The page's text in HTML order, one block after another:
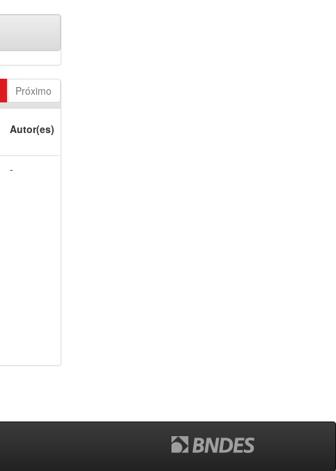
Próximo
Autor(es)
-